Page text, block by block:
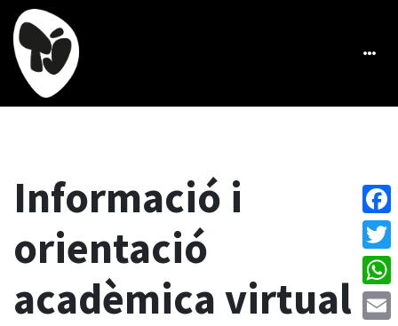
Informació i
orientació
acadèmica virtual